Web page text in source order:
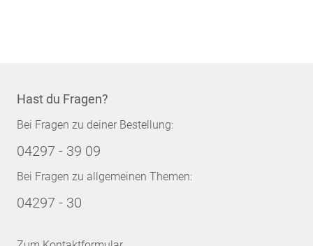
Hast du Fragen?
Bei Fragen zu deiner Bestellung:
04297 - 39 09
Bei Fragen zu allgemeinen Themen:
04297 - 30